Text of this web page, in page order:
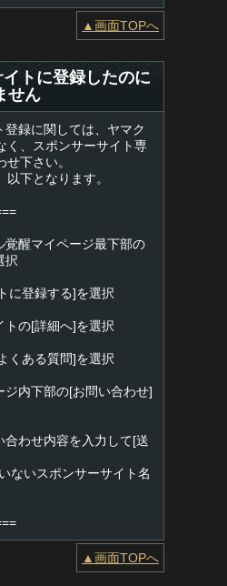
▲画面TOPへ
トに登録したのに
せん
録に関しては、ヤマク
く、スポンサーサイト専
下さい。
下となります。
覚醒マイページ最下部の
択
に登録する]を選択
トの[詳細へ]を選択
くある質問]を選択
ジ内下部の[お問い合わせ]
合わせ内容を入力して[送
ないスポンサーサイト名
▲画面TOPへ